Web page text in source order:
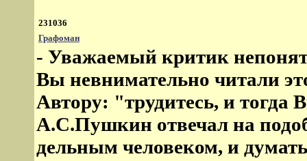
231036
Графоман
- Уважаемый критик
Вы невнимательно читали
Автору: "трудитесь, и тогда
А.С.Пушкин отвечал на
дельным человеком, и